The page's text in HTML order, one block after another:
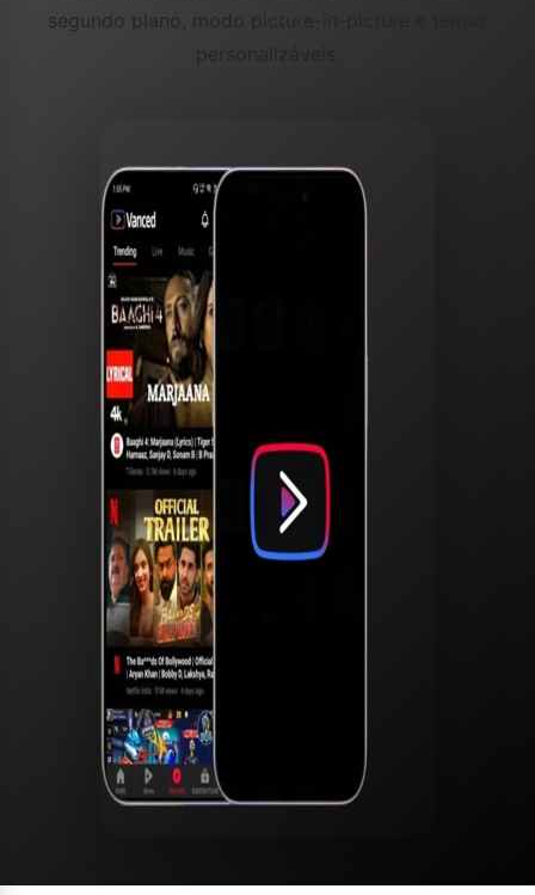
segundo plano, modo picture-in-picture e temas
personalizáveis.